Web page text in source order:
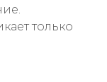
только